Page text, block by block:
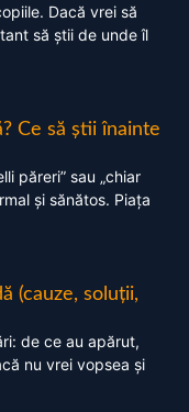
Dacă vrei să
să știi de unde îl
Ce să știi înainte
păreri” sau „chiar
și sănătos. Piața
(cauze, soluții,
de ce au apărut,
nu vrei vopsea și